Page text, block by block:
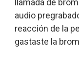
llamada de
audio
reacción de la
gastaste la